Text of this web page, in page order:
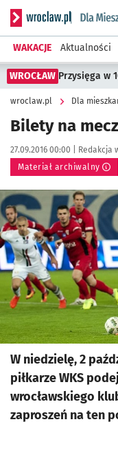
Serwis informacyjny
WAKACJE Aktualności
WROCŁAW Przysięga w
wroclaw.pl Dla
Bilety na
Data publikacji:
27.09.2016 00:00 | Autor:
Redakcja
Materiał archiwalny
Kliknij, aby powiększyć
W niedzielę, 2
piłkarze WKS
wrocławskiego
zaproszeń na ten